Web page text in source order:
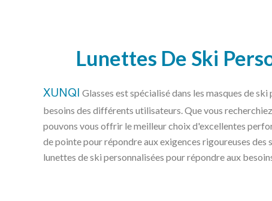
Lunettes De Ski
XUNQI Glasses est spécialisé dans les masques de
besoins des différents utilisateurs. Que vous
pouvons vous offrir le meilleur choix d'excellentes
de pointe pour répondre aux exigences rigoureuses
lunettes de ski personnalisées pour répondre aux